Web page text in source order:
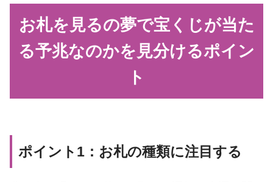
お札を見るの夢で宝くじが当た
る予兆なのかを見分けるポイン
ト
ポイント1：お札の種類に注目する